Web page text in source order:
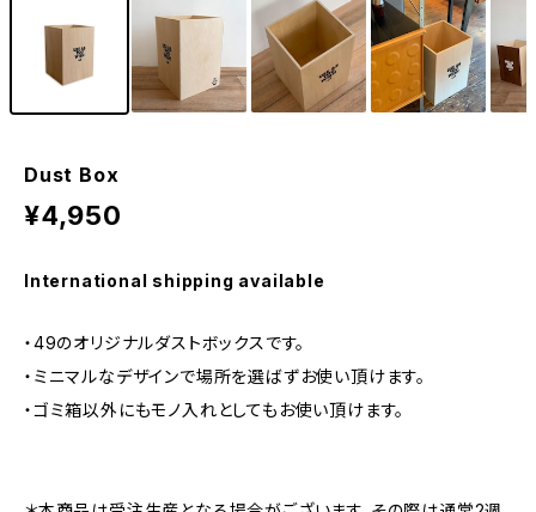
Dust Box
¥4,950
International shipping available
・49のオリジナルダストボックスです。
・ミニマルなデザインで場所を選ばずお使い頂けます。
・ゴミ箱以外にもモノ入れとしてもお使い頂けます。